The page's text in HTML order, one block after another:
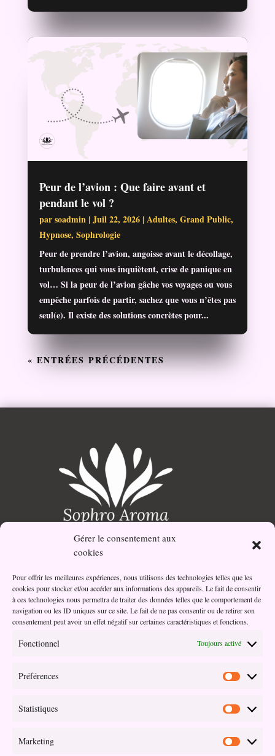
Gérer le consentement aux
cookies
Pour offrir les meilleures expériences, nous utilisons des technologies telles que les
cookies pour stocker et/ou accéder aux informations des appareils. Le fait de consentir
à ces technologies nous permettra de traiter des données telles que le comportement de
navigation ou les ID uniques sur ce site. Le fait de ne pas consentir ou de retirer son
consentement peut avoir un effet négatif sur certaines caractéristiques et fonctions.
Fonctionnel Toujours activé
Préférences
Statistiques
Marketing
Peur de l’avion : Que faire avant et
pendant le vol ?
parsoadmin|Juil 22, 2026|Adultes, Grand Public,
Hypnose, Sophrologie
Peur de prendre l’avion, angoisse avant le décollage,
turbulences qui vous inquiètent, crise de panique en
vol… Si la peur de l’avion gâche vos voyages ou vous
empêche parfois de partir, sachez que vous n’êtes pas
seul(e). Il existe des solutions concrètes pour...
« ENTRÉES PRÉCÉDENTES
Votre partenaire bien-être et santé au naturel.
Adresse
03 Impasse Oseille
isabelle@sophroaroma.fr